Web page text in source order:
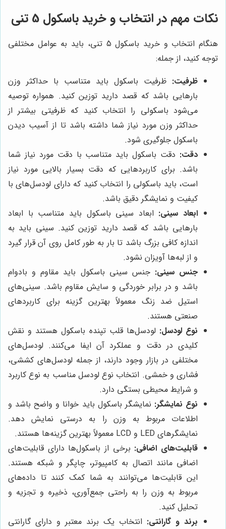
نکات مهم در انتخاب و خرید باسکول 5 تنی
هنگام انتخاب و خرید باسکول 5 تنی، باید به عوامل مختلفی
توجه کنید، از جمله:
ظرفیت: ظرفیت باسکول باید متناسب با حداکثر وزن
بارهایی باشد که قصد دارید توزین کنید. همواره توصیه
می‌شود باسکولی را انتخاب کنید که ظرفیتی بیشتر از
حداکثر وزن مورد نیاز شما داشته باشد تا از آسیب دیدن
باسکول جلوگیری شود.
دقت: دقت باسکول باید متناسب با دقت مورد نیاز شما
باشد. برای کاربردهایی که دقت بسیار بالایی مورد نیاز
است، باید باسکولی را انتخاب کنید که دارای لودسل‌های با
کیفیت و نمایشگر دقیق باشد.
ابعاد سینی: ابعاد سینی باسکول باید متناسب با ابعاد
بارهایی باشد که قصد دارید توزین کنید. سینی باید به
اندازه کافی بزرگ باشد تا بار به طور کامل روی آن قرار گیرد
و از لبه‌ها آویزان نشود.
جنس سینی: جنس سینی باسکول باید مقاوم و بادوام
باشد و در برابر خوردگی و سایش مقاوم باشد. سینی‌های
استیل ضد زنگ معمولاً بهترین گزینه برای کاربردهای
صنعتی هستند.
نوع لودسل: لودسل‌ها قلب تپنده باسکول هستند و نقش
کلیدی در دقت و عملکرد آن ایفا می‌کنند. لودسل‌های
مختلفی در بازار وجود دارند، از جمله لودسل‌های کششی،
فشاری و خمشی. انتخاب نوع لودسل مناسب به نوع کاربرد
و شرایط محیطی بستگی دارد.
نوع نمایشگر: نمایشگر باسکول باید خوانا و واضح باشد و
اطلاعات مربوط به وزن را به درستی نمایش دهد.
نمایشگرهای LED و LCD معمولاً بهترین گزینه‌ها هستند.
قابلیت‌های اضافی: برخی از باسکول‌ها دارای قابلیت‌های
اضافی مانند اتصال به کامپیوتر، چاپگر و شبکه هستند.
این قابلیت‌ها می‌توانند به شما کمک کنند تا داده‌های
مربوط به وزن را به راحتی جمع‌آوری، ذخیره و تجزیه و
تحلیل کنید.
برند و گارانتی: انتخاب یک برند معتبر و دارای گارانتی